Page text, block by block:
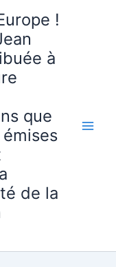
!
à
que
de la